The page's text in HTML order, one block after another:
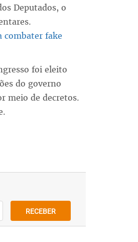
Deputados, o
combater fake
foi eleito
do governo
meio de decretos.
RECEBER